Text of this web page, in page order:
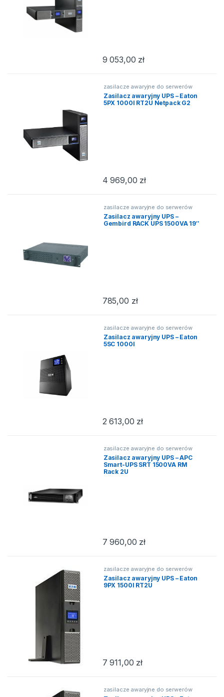
9 053,00 zł
zasilacze awaryjne do serwerów
Zasilacz awaryjny UPS – Eaton
5PX 1000I RT2U Netpack G2
4 969,00 zł
zasilacze awaryjne do serwerów
Zasilacz awaryjny UPS –
Gembird RACK UPS 1500VA 19″
785,00 zł
zasilacze awaryjne do serwerów
Zasilacz awaryjny UPS – Eaton
5SC 1000I
2 613,00 zł
zasilacze awaryjne do serwerów
Zasilacz awaryjny UPS – APC
Smart-UPS SRT 1500VA RM
Rack 2U
7 960,00 zł
zasilacze awaryjne do serwerów
Zasilacz awaryjny UPS – Eaton
9PX 1500I RT2U
7 911,00 zł
zasilacze awaryjne do serwerów